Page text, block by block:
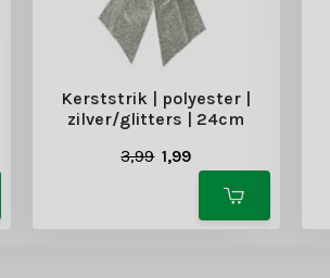
Kerststrik | polyester |
zilver/glitters | 24cm
3,99 1,99